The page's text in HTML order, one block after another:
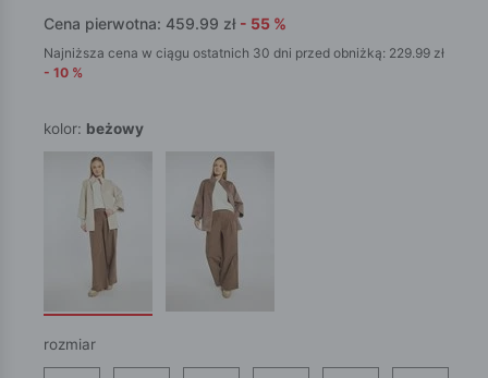
Cena pierwotna: 459.99 zł - 55 %
Najniższa cena w ciągu ostatnich 30 dni przed obniżką: 229.99 zł
- 10 %
kolor: beżowy
rozmiar